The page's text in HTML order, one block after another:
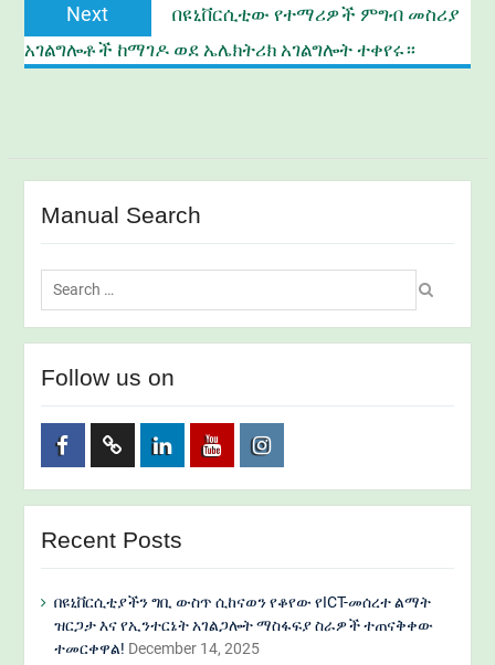
Next
post:
በዩኒቨርሲቲው የተማሪዎች ምግብ መስሪያ
አገልግሎቶች ከማገዶ ወደ ኤሌክትሪክ አገልግሎት ተቀየሩ።
Manual Search
Search
for:
Follow us on
Recent Posts
በዩኒቨርሲቲያችን ግቢ ውስጥ ሲከናወን የቆየው የICT-መሰረተ ልማት
ዝርጋታ እና የኢንተርኔት አገልጋሎት ማስፋፍያ ስራዎች ተጠናቅቀው
ተመርቀዋል! December 14, 2025